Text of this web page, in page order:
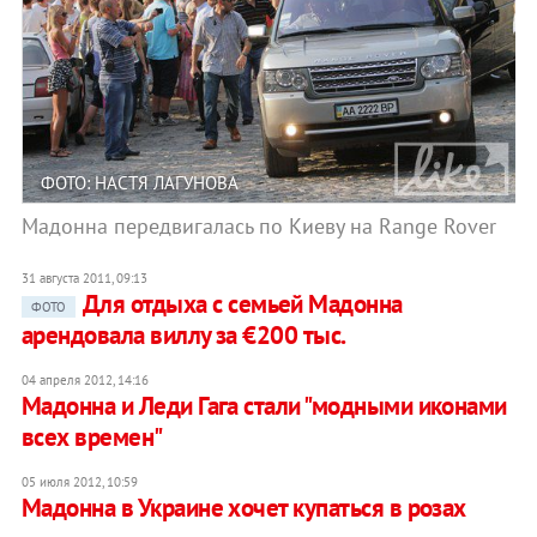
ФОТО: НАСТЯ ЛАГУНОВА
Мадонна передвигалась по Киеву на Range Rover
31 августа 2011, 09:13
ФОТО
Для отдыха с семьей Мадонна
арендовала виллу за €200 тыс.
04 апреля 2012, 14:16
Мадонна и Леди Гага стали "модными иконами
всех времен"
05 июля 2012, 10:59
Мадонна в Украине хочет купаться в розах